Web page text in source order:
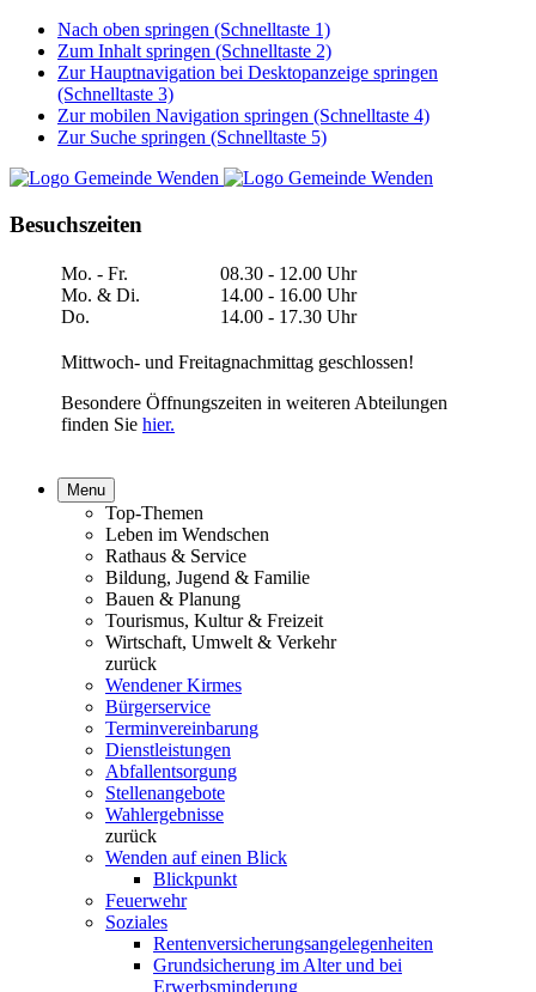
Nach oben springen (Schnelltaste 1)
Zum Inhalt springen (Schnelltaste 2)
Zur Hauptnavigation bei Desktopanzeige springen
(Schnelltaste 3)
Zur mobilen Navigation springen (Schnelltaste 4)
Zur Suche springen (Schnelltaste 5)
Besuchszeiten
Mo. - Fr.
Mo. & Di.
Do.
08.30 - 12.00 Uhr
14.00 - 16.00 Uhr
14.00 - 17.30 Uhr
Mittwoch- und Freitagnachmittag geschlossen!
Besondere Öffnungszeiten in weiteren Abteilungen
finden Sie hier.
Menu
Top-Themen
Leben im Wendschen
Rathaus & Service
Bildung, Jugend & Familie
Bauen & Planung
Tourismus, Kultur & Freizeit
Wirtschaft, Umwelt & Verkehr
zurück
Wendener Kirmes
Bürgerservice
Terminvereinbarung
Dienstleistungen
Abfallentsorgung
Stellenangebote
Wahlergebnisse
zurück
Wenden auf einen Blick
Blickpunkt
Feuerwehr
Soziales
Rentenversicherungsangelegenheiten
Grundsicherung im Alter und bei
Erwerbsminderung